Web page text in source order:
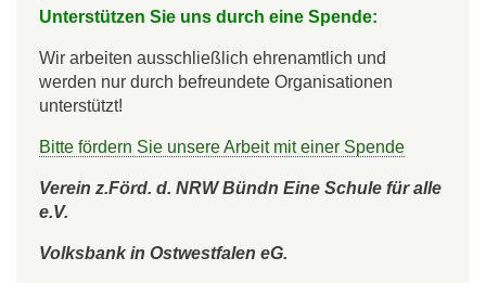
Unterstützen Sie uns durch eine Spende:
Wir arbeiten ausschließlich ehrenamtlich und
werden nur durch befreundete Organisationen
unterstützt!
Bitte fördern Sie unsere Arbeit mit einer Spende
Verein z.Förd. d. NRW Bündn Eine Schule für alle
e.V.
Volksbank in Ostwestfalen eG.